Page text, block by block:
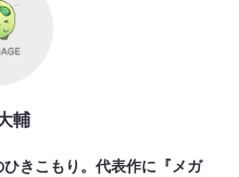
輔
きこもり。代表作に『メガ